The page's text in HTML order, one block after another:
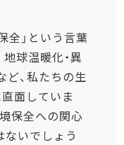
全」という言葉
球温暖化・異
ど、私たちの生
面していま
保全への関心
いでしょう